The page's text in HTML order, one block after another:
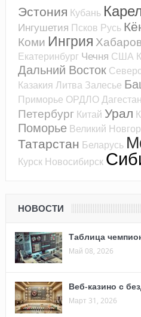
Эстония Кубань
Ингушетия Псков Русь
Коми Ингрия
Екатеринбург Чечня США
Дальний Восток
Казакия Литва Залесье
Приморье ОРДЛОДагестан
Петербург Китай Урал
Поморье Великий
Татарстан Беларусь
Курск Новосибирск
НОВОСТИ
Таблица
Май 08, 2026
Веб-казино с
Март 31, 2026